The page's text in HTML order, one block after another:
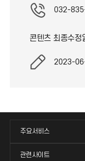
032-
콘텐츠 최종수정
2023-
주요서비스
관련사이트